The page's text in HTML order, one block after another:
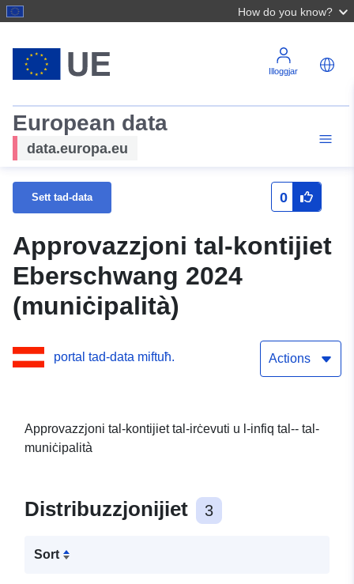
How do you know?
Illoggjar
European data
data.europa.eu
Sett tad-data 0
Approvazzjoni tal-kontijiet
Eberschwang 2024
(muniċipalità)
portal tad-data miftuħ. Actions
Approvazzjoni tal-kontijiet tal-irċevuti u l-infiq tal-- tal-
muniċipalità
Distribuzzjonijiet 3
Sort